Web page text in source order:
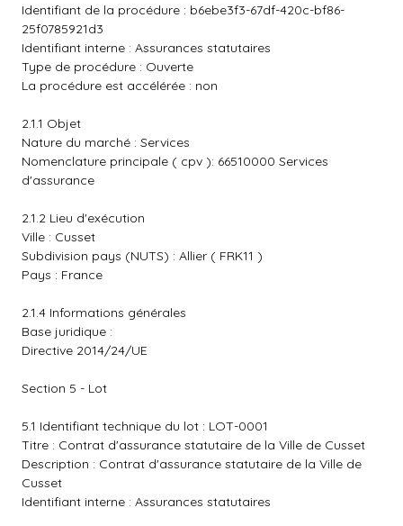
Identifiant de la procédure : b6ebe3f3-67df-420c-bf86-
25f0785921d3
Identifiant interne : Assurances statutaires
Type de procédure : Ouverte
La procédure est accélérée : non
2.1.1 Objet
Nature du marché : Services
Nomenclature principale ( cpv ): 66510000 Services
d'assurance
2.1.2 Lieu d'exécution
Ville : Cusset
Subdivision pays (NUTS) : Allier ( FRK11 )
Pays : France
2.1.4 Informations générales
Base juridique :
Directive 2014/24/UE
Section 5 - Lot
5.1 Identifiant technique du lot : LOT-0001
Titre : Contrat d'assurance statutaire de la Ville de Cusset
Description : Contrat d'assurance statutaire de la Ville de
Cusset
Identifiant interne : Assurances statutaires